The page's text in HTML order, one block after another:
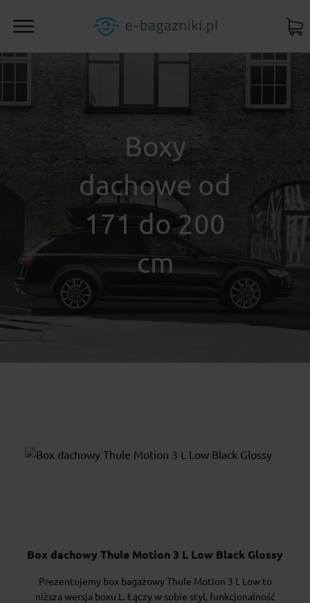
Boxy
dachowe od
171 do 200
cm
Box dachowy Thule Motion 3 L Low Black Glossy
Prezentujemy box bagażowy Thule Motion 3 L Low to
niższa wersja boxu L. Łączy w sobie styl, funkcjonalność